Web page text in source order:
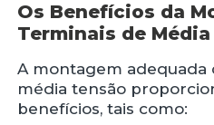
Os Benefícios da
Terminais de
A montagem adequada
média tensão
benefícios, tais como: